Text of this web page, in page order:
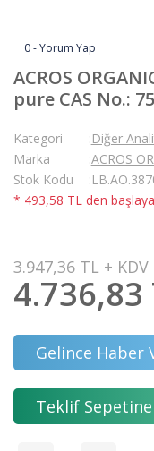
0 - Yorum Yap
ACROS
pure CAS No.:
Kategori
Diğer
Marka
ACROS
Stok Kodu
* 493,58 TL den
3.947,36 TL + KDV
4.736,83
Gelince Haber
Teklif Sepetine